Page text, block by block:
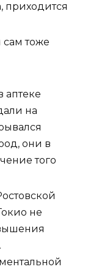
приходится
тоже
на
они в
того
не